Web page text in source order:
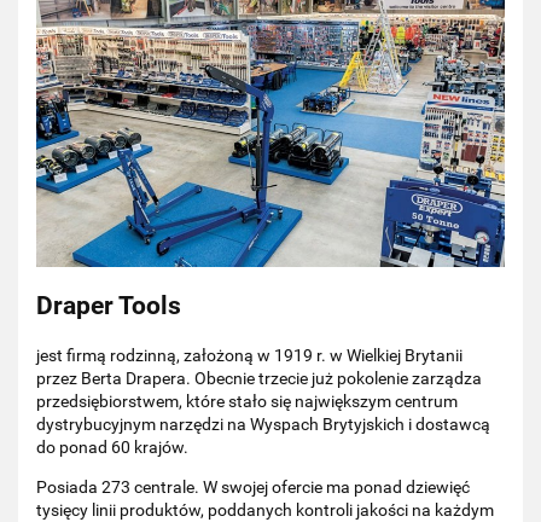
Draper Tools
jest firmą rodzinną, założoną w 1919 r. w Wielkiej Brytanii
przez Berta Drapera. Obecnie trzecie już pokolenie zarządza
przedsiębiorstwem, które stało się największym centrum
dystrybucyjnym narzędzi na Wyspach Brytyjskich i dostawcą
do ponad 60 krajów.
Posiada 273 centrale. W swojej ofercie ma ponad dziewięć
tysięcy linii produktów, poddanych kontroli jakości na każdym